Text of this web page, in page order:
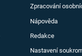
Zpracování
Nápověda
Redakce
Nastavení